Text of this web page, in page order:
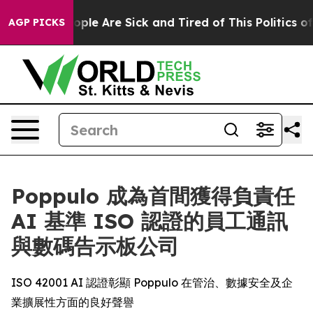
AGP PICKS
Win: “People Are Sick and Tired of This Politics of
Poppulo 成為首間獲得負責任
AI 基準 ISO 認證的員工通訊
與數碼告示板公司
ISO 42001 AI 認證彰顯 Poppulo 在管治、數據安全及企
業擴展性方面的良好聲譽